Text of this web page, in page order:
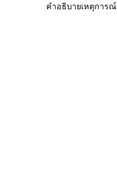
คำอธิบายเหตุการณ์